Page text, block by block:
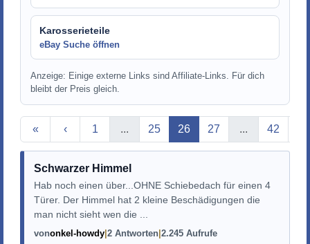
Karosserieteile
eBay Suche öffnen
Anzeige: Einige externe Links sind Affiliate-Links. Für dich
bleibt der Preis gleich.
« ‹ 1 ... 25 Aktuelle Seite
26 27 ... 42
Schwarzer Himmel
Hab noch einen über...OHNE Schiebedach für einen 4
Türer. Der Himmel hat 2 kleine Beschädigungen die
man nicht sieht wen die ...
vononkel-howdy 2 Antworten 2.245 Aufrufe